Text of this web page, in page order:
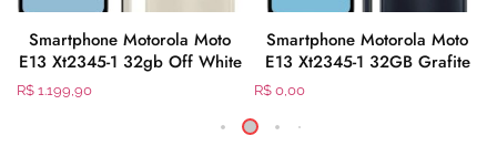
Smartphone Motorola Moto
E13 Xt2345-1 32gb Off White
R$ 1.199,90
Smartphone Motorola Moto
E13 Xt2345-1 32GB Grafite
R$ 0,00